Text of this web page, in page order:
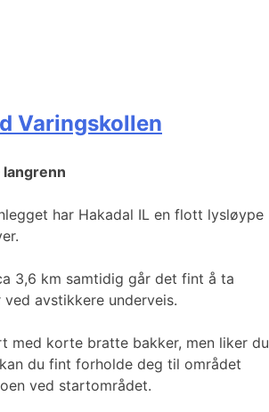
Varingskollen
langrenn
har Hakadal IL en flott lysløype
3,6 km samtidig går det fint å ta
avstikkere underveis.
med korte bratte bakker, men liker du
du fint forholde deg til området
ved startområdet.